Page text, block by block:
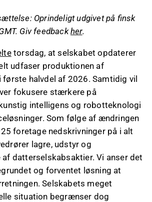
foretage nedskrivninger på 3,8
hvilket påvirker lagre, udstyr og
opgivelsen af
som en logisk beslutning
svag rentabilitet og overkapacitet i
at samarbejde med
Homeworks TM for at integrere
i sine serviceløsninger,
for likviditetsudfordringer.
af AI. Du kan give feedback
forum.
Oprindeligt udgivet på finsk
Giv feedbackher.
torsdag, at selskabet opdaterer
udfaser produktionen af
halvdel af 2026. Samtidig vil
fokusere stærkere på
intelligens og robotteknologi
Som følge af ændringen
foretage nedskrivninger på i alt
lagre, udstyr og
datterselskabsaktier. Vi anser det
og forventet løsning at
Selskabets meget
situation begrænser dog